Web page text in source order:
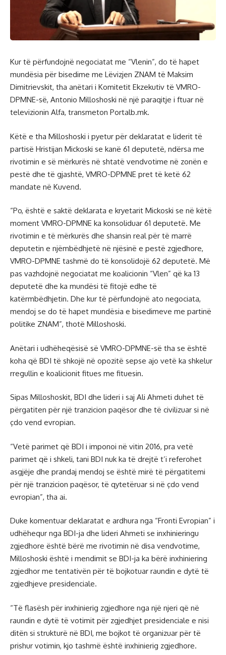
Kur të përfundojnë negociatat me “Vlenin”, do të hapet
mundësia për bisedime me Lëvizjen ZNAM të Maksim
Dimitrievskit, tha anëtari i Komitetit Ekzekutiv të VMRO-
DPMNE-së, Antonio Milloshoski në një paraqitje i ftuar në
televizionin Alfa, transmeton Portalb.mk.
Këtë e tha Milloshoski i pyetur për deklaratat e liderit të
partisë Hristijan Mickoski se kanë 61 deputetë, ndërsa me
rivotimin e së mërkurës në shtatë vendvotime në zonën e
pestë dhe të gjashtë, VMRO-DPMNE pret të ketë 62
mandate në Kuvend.
“Po, është e saktë deklarata e kryetarit Mickoski se në këtë
moment VMRO-DPMNE ka konsoliduar 61 deputetë. Me
rivotimin e të mërkurës dhe shansin real për të marrë
deputetin e njëmbëdhjetë në njësinë e pestë zgjedhore,
VMRO-DPMNE tashmë do të konsolidojë 62 deputetë. Më
pas vazhdojnë negociatat me koalicionin “Vlen” që ka 13
deputetë dhe ka mundësi të fitojë edhe të
katërmbëdhjetin. Dhe kur të përfundojnë ato negociata,
mendoj se do të hapet mundësia e bisedimeve me partinë
politike ZNAM”, thotë Milloshoski.
Anëtari i udhëheqësisë së VMRO-DPMNE-së tha se është
koha që BDI të shkojë në opozitë sepse ajo vetë ka shkelur
rregullin e koalicionit fitues me fituesin.
Sipas Milloshoskit, BDI dhe lideri i saj Ali Ahmeti duhet të
përgatiten për një tranzicion paqësor dhe të civilizuar si në
çdo vend evropian.
“Vetë parimet që BDI i imponoi në vitin 2016, pra vetë
parimet që i shkeli, tani BDI nuk ka të drejtë t’i referohet
asgjëje dhe prandaj mendoj se është mirë të përgatitemi
për një tranzicion paqësor, të qytetëruar si në çdo vend
evropian”, tha ai.
Duke komentuar deklaratat e ardhura nga “Fronti Evropian” i
udhëhequr nga BDI-ja dhe lideri Ahmeti se inxhinieringu
zgjedhore është bërë me rivotimin në disa vendvotime,
Milloshoski është i mendimit se BDI-ja ka bërë inxhiniering
zgjedhor me tentativën për të bojkotuar raundin e dytë të
zgjedhjeve presidenciale.
“Të flasësh për inxhinierig zgjedhore nga një njeri që në
raundin e dytë të votimit për zgjedhjet presidenciale e nisi
ditën si strukturë në BDI, me bojkot të organizuar për të
prishur votimin, kjo tashmë është inxhinierig zgjedhore.